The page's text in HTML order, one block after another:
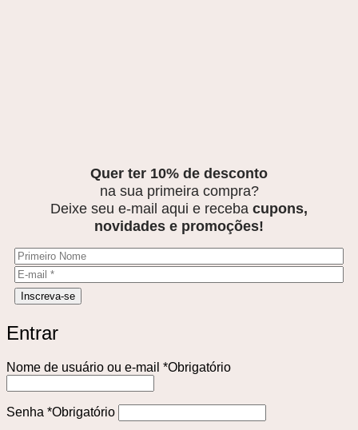
Quer ter 10% de desconto
na sua primeira compra?
Deixe seu e-mail aqui e receba cupons,
novidades e promoções!
Entrar
Nome de usuário ou e-mail *Obrigatório
Senha *Obrigatório